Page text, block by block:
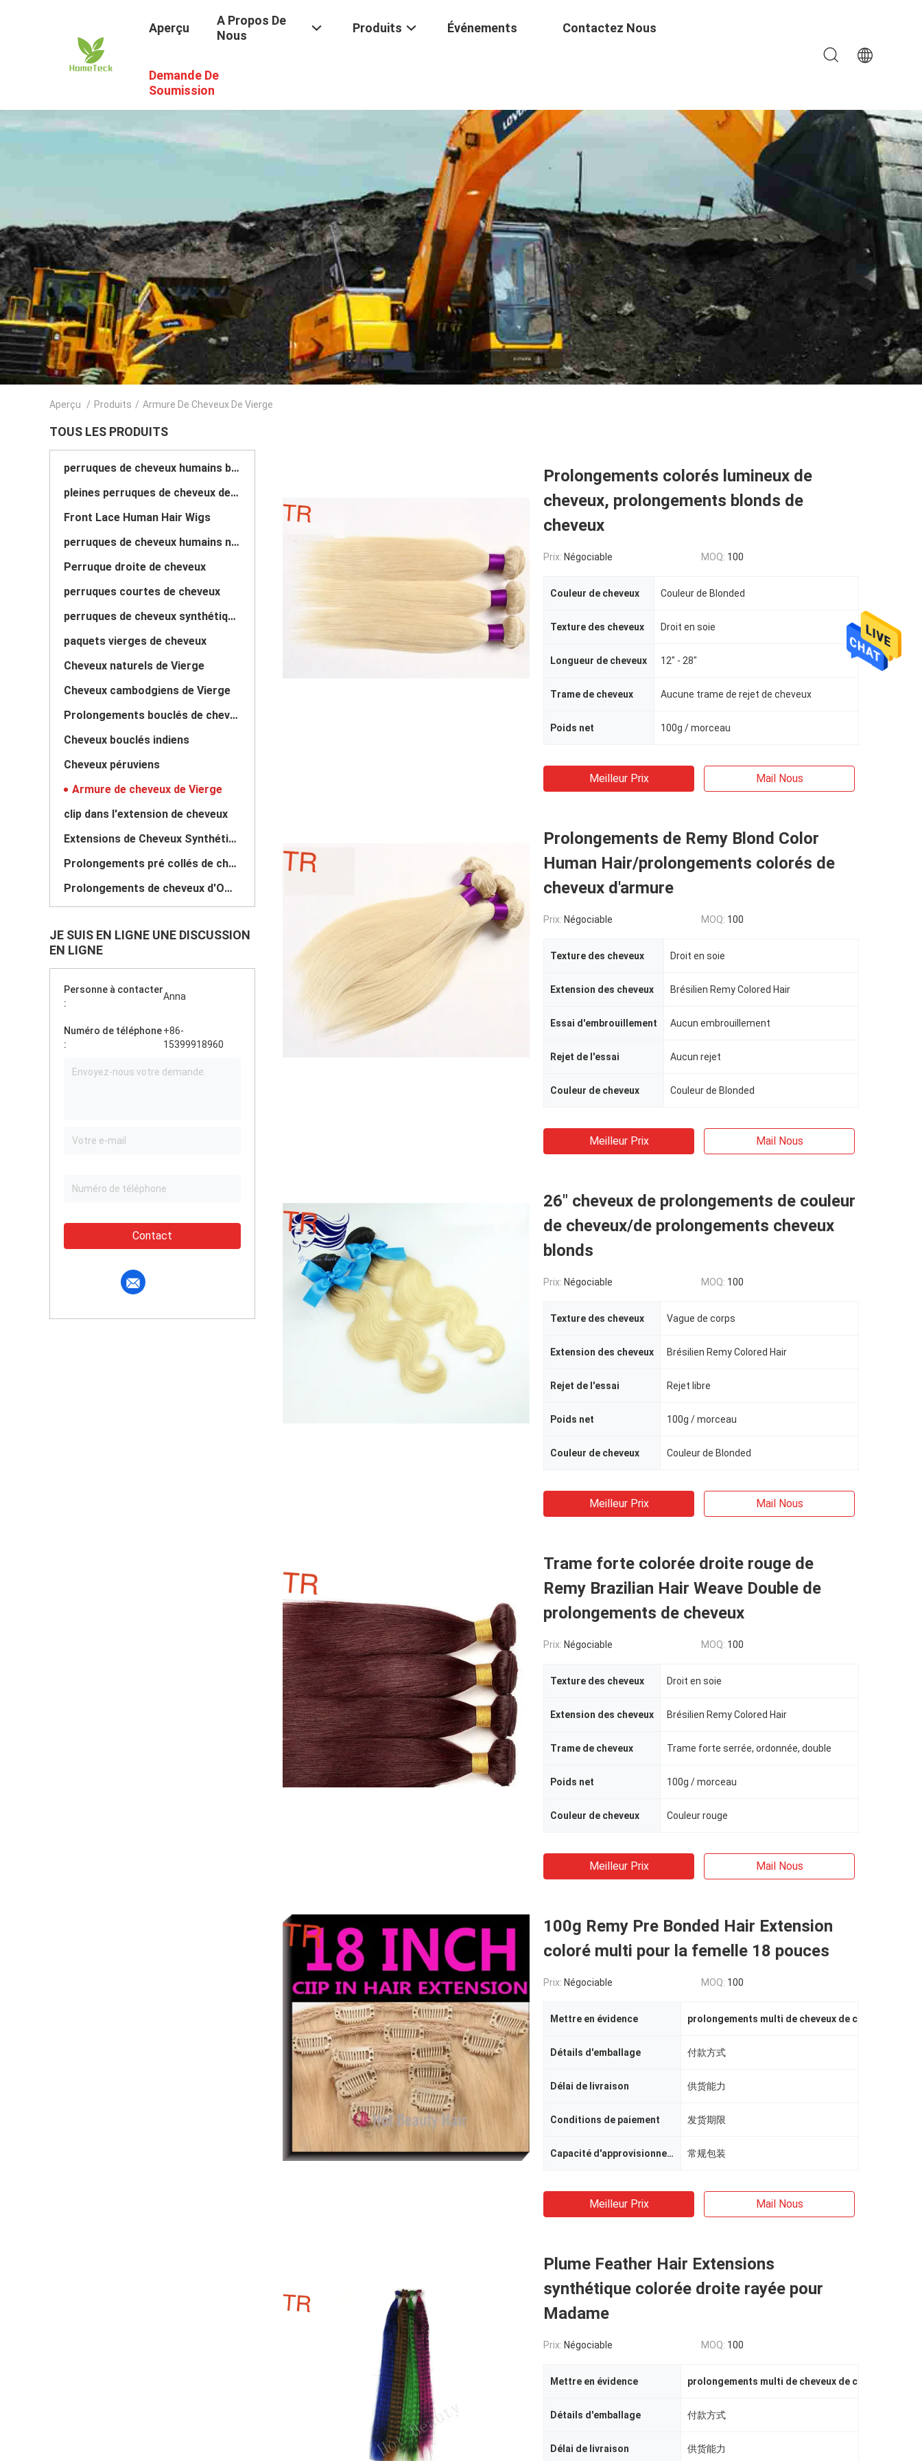
Aperçu
A Propos De
Nous
Produits Événements Contactez Nous
Demande De
Soumission
Aperçu / Produits / Armure De Cheveux De Vierge
TOUS LES PRODUITS
perruques de cheveux humains bouclés
pleines perruques de cheveux de dentelle
Front Lace Human Hair Wigs
perruques de cheveux humains naturels
Perruque droite de cheveux
perruques courtes de cheveux
perruques de cheveux synthétiques
paquets vierges de cheveux
Cheveux naturels de Vierge
Cheveux cambodgiens de Vierge
Prolongements bouclés de cheveux
Cheveux bouclés indiens
Cheveux péruviens
Armure de cheveux de Vierge
clip dans l'extension de cheveux
Extensions de Cheveux Synthétiques
Prolongements pré collés de cheveux
Prolongements de cheveux d'Ombre
JE SUIS EN LIGNE UNE DISCUSSION
EN LIGNE
Personne à contacter
:
Anna
Numéro de téléphone
:
+86-
15399918960
Contact
Prolongements colorés lumineux de
cheveux, prolongements blonds de
cheveux
Prix: Négociable MOQ: 100
Couleur de cheveux Couleur de Blonded
Texture des cheveux Droit en soie
Longueur de cheveux 12" - 28"
Trame de cheveux Aucune trame de rejet de cheveux
Poids net 100g / morceau
Meilleur Prix Mail Nous
Prolongements de Remy Blond Color
Human Hair/prolongements colorés de
cheveux d'armure
Prix: Négociable MOQ: 100
Texture des cheveux Droit en soie
Extension des cheveux Brésilien Remy Colored Hair
Essai d'embrouillement Aucun embrouillement
Rejet de l'essai Aucun rejet
Couleur de cheveux Couleur de Blonded
Meilleur Prix Mail Nous
26" cheveux de prolongements de couleur
de cheveux/de prolongements cheveux
blonds
Prix: Négociable MOQ: 100
Texture des cheveux Vague de corps
Extension des cheveux Brésilien Remy Colored Hair
Rejet de l'essai Rejet libre
Poids net 100g / morceau
Couleur de cheveux Couleur de Blonded
Meilleur Prix Mail Nous
Trame forte colorée droite rouge de
Remy Brazilian Hair Weave Double de
prolongements de cheveux
Prix: Négociable MOQ: 100
Texture des cheveux Droit en soie
Extension des cheveux Brésilien Remy Colored Hair
Trame de cheveux Trame forte serrée, ordonnée, double
Poids net 100g / morceau
Couleur de cheveux Couleur rouge
Meilleur Prix Mail Nous
100g Remy Pre Bonded Hair Extension
coloré multi pour la femelle 18 pouces
Prix: Négociable MOQ: 100
Mettre en évidence prolongements multi de cheveux de couleur
Détails d'emballage 付款方式
Délai de livraison 供货能力
Conditions de paiement 发货期限
Capacité d'approvisionnement 常规包装
Meilleur Prix Mail Nous
Plume Feather Hair Extensions
synthétique colorée droite rayée pour
Madame
Prix: Négociable MOQ: 100
Mettre en évidence prolongements multi de cheveux de couleur
Détails d'emballage 付款方式
Délai de livraison 供货能力